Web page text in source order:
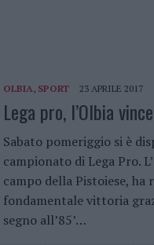
OLBIA, SPORT 23 APRILE 2017
Lega pro, l’Olbia
Sabato pomeriggio si è
campionato di Lega Pro.
campo della Pistoiese,
fondamentale vittoria
segno all’85’…